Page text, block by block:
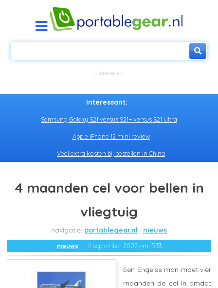
Interessant:
Samsung Galaxy S21 versus S21+ versus S21 Ultra
Apple iPhone 12 mini review
Veel extra kosten bij bestellen in China
4 maanden cel voor bellen in
vliegtuig
portablegear.nl nieuws
nieuws 11 september 2002 om 15:33
Een Engelse man moet vier
maanden de cel in omdat